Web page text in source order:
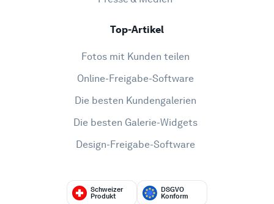
Top-Artikel
Fotos mit Kunden teilen
Online-Freigabe-Software
Die besten Kundengalerien
Die besten Galerie-Widgets
Design-Freigabe-Software
Schweizer
Produkt
DSGVO
Konform